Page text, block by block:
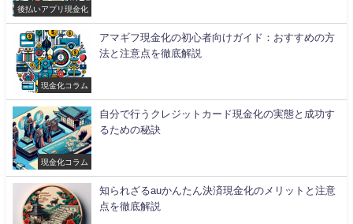
後払いアプリ現金化
現金化コラム
アマギフ現金化の初心者向けガイド：おすすめの方
法と注意点を徹底解説
現金化コラム
自分で行うクレジットカード現金化の実態と成功す
るための秘訣
知られざるauかんたん決済現金化のメリットと注意
点を徹底解説